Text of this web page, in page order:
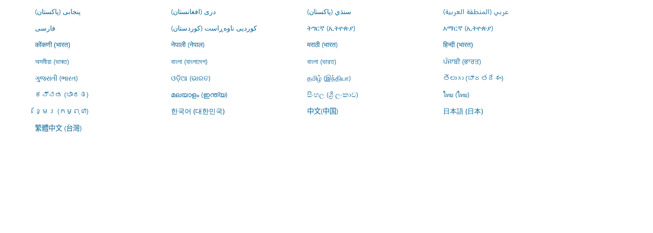
پنجابی (پاکستان)
درى (افغانستان) سنڌي (پاکستان)
عربي (المنطقة العربية)
فارسى
کوردیی ناوەڕاست (کوردستان) ትግርኛ (ኢትዮጵያ) አማርኛ (ኢትዮጵያ)
कोंकणी (भारत) नेपाली (नेपाल) मराठी (भारत) हिन्दी (भारत)
অসমীয়া (ভাৰত) বাংলা (বাংলাদেশ) বাংলা (ভারত)
ਪੰਜਾਬੀ (ਭਾਰਤ)
ગુજરાતી (ભારત)
ଓଡ଼ିଆ (ଭାରତ) தமிழ் (இந்தியா)
తెలుగు (భారతదేశం)
ಕನ್ನಡ (ಭಾರತ)
മലയാളം (ഇന്ത്യ) සිංහල (ශ්‍රී ලංකාව)
ไทย (ไทย)
ខ្មែរ (កម្ពុជា)
한국어 (대한민국) 中文(中国) 日本語 (日本)
繁體中文 (台灣)